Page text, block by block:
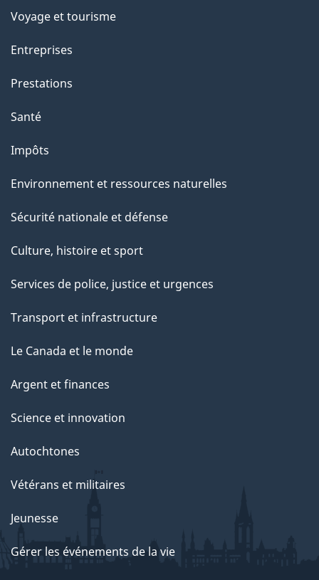
Voyage et tourisme
Entreprises
Prestations
Santé
Impôts
Environnement et ressources naturelles
Sécurité nationale et défense
Culture, histoire et sport
Services de police, justice et urgences
Transport et infrastructure
Le Canada et le monde
Argent et finances
Science et innovation
Autochtones
Vétérans et militaires
Jeunesse
Gérer les événements de la vie